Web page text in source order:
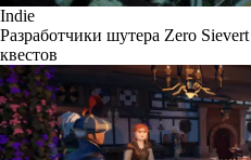
Indie
Разработчики шутера Zero
квестов